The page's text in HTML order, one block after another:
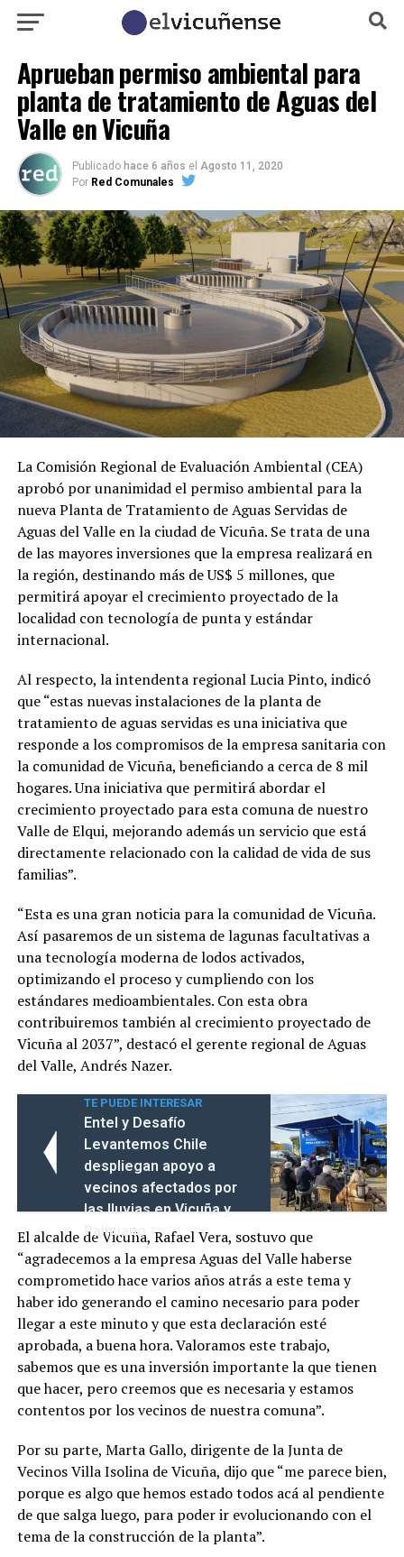
Aprueban permiso ambiental para
planta de tratamiento de Aguas del
Valle en Vicuña
Publicado hace 6 años el Agosto 11, 2020
Por Red Comunales
La Comisión Regional de Evaluación Ambiental (CEA)
aprobó por unanimidad el permiso ambiental para la
nueva Planta de Tratamiento de Aguas Servidas de
Aguas del Valle en la ciudad de Vicuña. Se trata de una
de las mayores inversiones que la empresa realizará en
la región, destinando más de US$ 5 millones, que
permitirá apoyar el crecimiento proyectado de la
localidad con tecnología de punta y estándar
internacional.
Al respecto, la intendenta regional Lucia Pinto, indicó
que “estas nuevas instalaciones de la planta de
tratamiento de aguas servidas es una iniciativa que
responde a los compromisos de la empresa sanitaria con
la comunidad de Vicuña, beneficiando a cerca de 8 mil
hogares. Una iniciativa que permitirá abordar el
crecimiento proyectado para esta comuna de nuestro
Valle de Elqui, mejorando además un servicio que está
directamente relacionado con la calidad de vida de sus
familias”.
“Esta es una gran noticia para la comunidad de Vicuña.
Así pasaremos de un sistema de lagunas facultativas a
una tecnología moderna de lodos activados,
optimizando el proceso y cumpliendo con los
estándares medioambientales. Con esta obra
contribuiremos también al crecimiento proyectado de
Vicuña al 2037”, destacó el gerente regional de Aguas
del Valle, Andrés Nazer.
TE PUEDE INTERESAR
Entel y Desafío
Levantemos Chile
despliegan apoyo a
vecinos afectados por
las lluvias en Vicuña y
Paihuano
El alcalde de Vicuña, Rafael Vera, sostuvo que
“agradecemos a la empresa Aguas del Valle haberse
comprometido hace varios años atrás a este tema y
haber ido generando el camino necesario para poder
llegar a este minuto y que esta declaración esté
aprobada, a buena hora. Valoramos este trabajo,
sabemos que es una inversión importante la que tienen
que hacer, pero creemos que es necesaria y estamos
contentos por los vecinos de nuestra comuna”.
Por su parte, Marta Gallo, dirigente de la Junta de
Vecinos Villa Isolina de Vicuña, dijo que “me parece bien,
porque es algo que hemos estado todos acá al pendiente
de que salga luego, para poder ir evolucionando con el
tema de la construcción de la planta”.